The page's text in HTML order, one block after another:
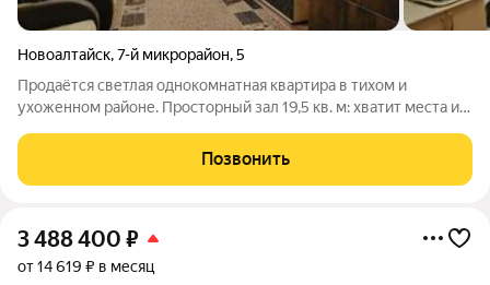
Новоалтайск,7-й микрорайон,5
Продаётся светлая однокомнатная квартира в тихом и
ухоженном районе. Просторный зал 19,5 кв. м: хватит места и
организовать
Позвонить
3 488 400 ₽
от 14 619 ₽ в месяц